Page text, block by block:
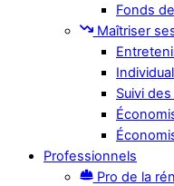
Fonds
Maîtriser
Suivi
Professionnels
Pro de la